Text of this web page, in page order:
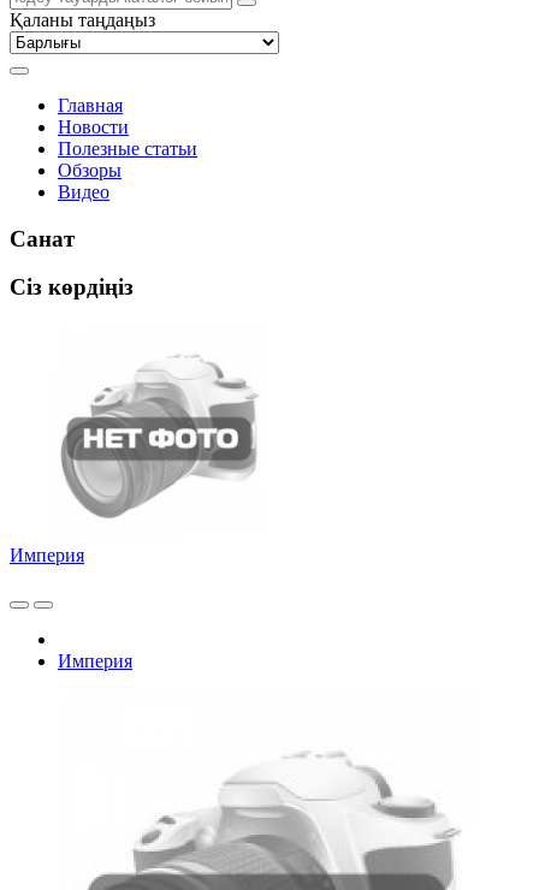
Қаланы таңдаңыз
Главная
Новости
Полезные статьи
Обзоры
Видео
Санат
Сіз көрдіңіз
Империя
Империя